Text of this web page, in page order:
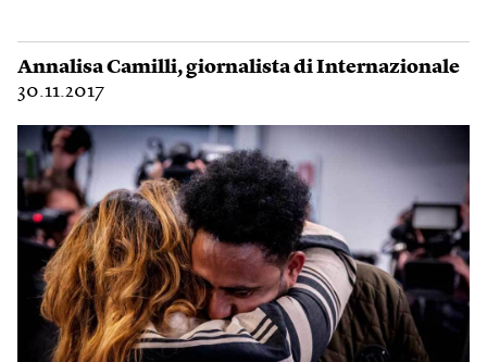
Annalisa Camilli, giornalista di Internazionale
30.11.2017